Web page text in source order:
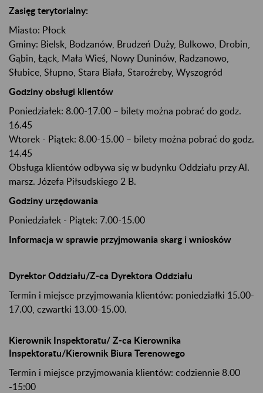
Zasięg terytorialny:
Miasto: Płock
Gminy: Bielsk , Bodzanów , Brudzeń Duży, Bulkowo , Drobin
Gąbin , Łąck , Mała Wieś , Nowy Duninów , Radzanowo
Słubice , Słupno , Stara Biała , Staroźreby, Wyszogród
Godziny obsługi klientów
Poniedziałek: 8.00-17.00 – bilety można pobrać do godz.
16.45
Wtorek - Piątek: 8.00-15.00 – bilety można pobrać do godz.
14.45
Obsługa klientów odbywa się w budynku Oddziału przy Al.
marsz. Józefa Piłsudskiego 2 B.
Godziny urzędowania
Poniedziałek - Piątek: 7.00-15.00
Informacja w sprawie przyjmowania skarg i wniosków
Dyrektor Oddziału/Z-ca Dyrektora Oddziału
Termin i miejsce przyjmowania klientów: poniedziałki 15.00-
17.00, czwartki 13.00-15.00.
Kierownik Inspektoratu/ Z-ca Kierownika
Inspektoratu/Kierownik Biura Terenowego
Termin i miejsce przyjmowania klientów: codziennie 8.00
-15:00